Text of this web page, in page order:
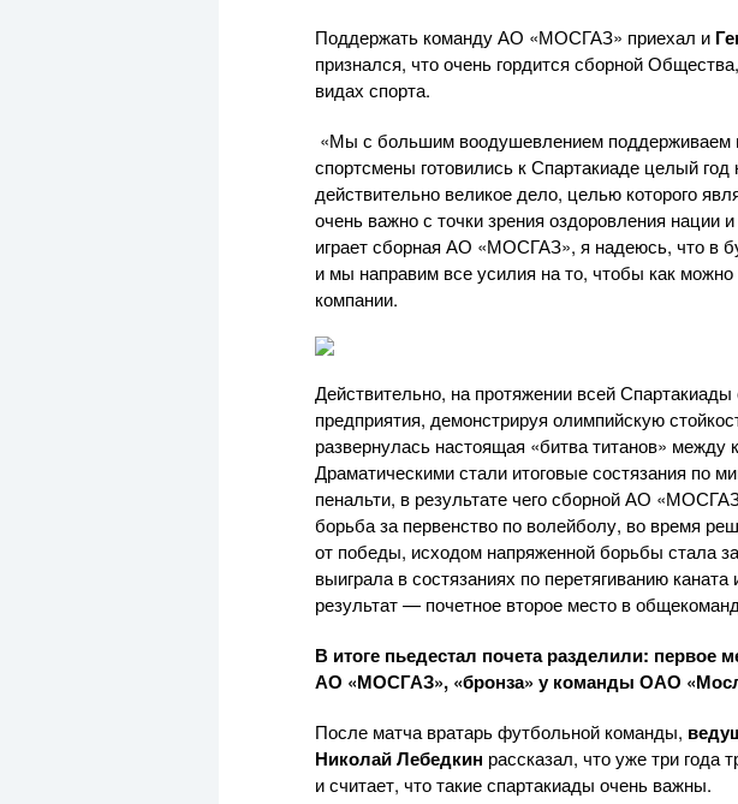
Поддержать командуАО «МОСГАЗ» приехал и
признался, что очень гордится сборной
видах спорта.
«Мы с большим воодушевлением поддерживаем
спортсмены готовились к Спартакиаде целый
действительно великое дело, целью которого
очень важно с точки зрения оздоровления нации
играет сборная АО «МОСГАЗ», я надеюсь, что в
и мы направим все усилия на то, чтобы как
компании.
Действительно, на протяжении всей Спартакиады
предприятия, демонстрируя олимпийскую
развернулась настоящая «битва титанов» между
Драматическими стали итоговые состязания по
пенальти, в результате чего сборнойАО
борьба за первенство по волейболу, во время
от победы, исходом напряженной борьбы стала
выиграла в состязаниях по перетягиванию
результат — почетное второе место в
В итоге пьедестал почета разделили: первое
АО «МОСГАЗ», «бронза» у команды ОАО
После матча вратарь футбольной команды,
Николай Лебедкин рассказал, что уже три года
и считает, что такие спартакиады очень важны.